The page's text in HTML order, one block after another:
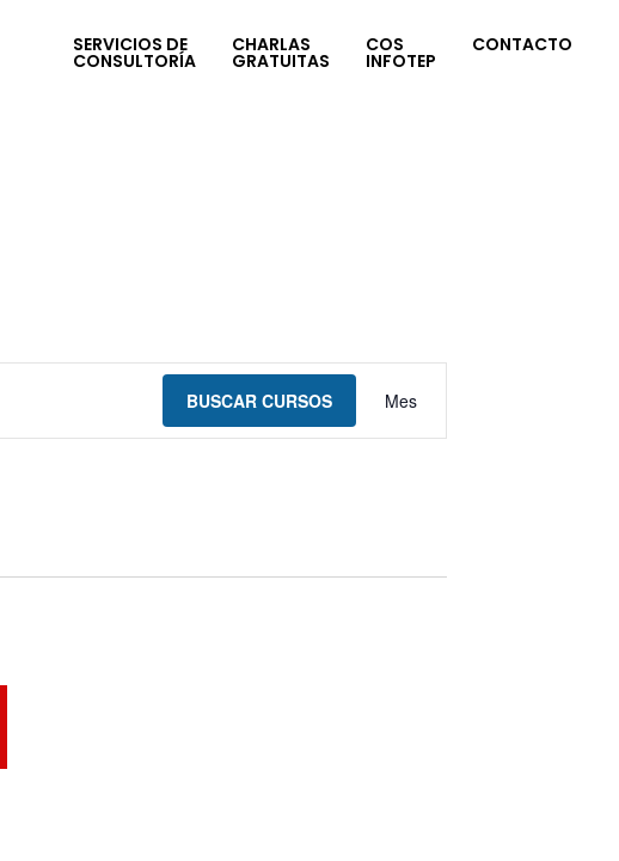
SERVICIOS DE
CONSULTORÍA
CHARLAS
GRATUITAS
COS
INFOTEP
CONTACTO
BUSCAR CURSOS Mes